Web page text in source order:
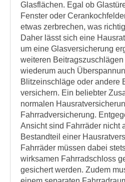
Glasflächen. Egal ob
Fenster oder
etwas zerbrechen, was
Daher lässt sich eine
um eine Glasversicherung
weiteren
wiederum auch
Blitzeinschläge oder andere
versichern. Ein beliebter
normalen
Fahrradversicherung.
Ansicht sind Fahrräder nicht
Bestandteil einer
Fahrräder müssen dabei
wirksamen Fahrradschloss
gesichert werden. Zudem